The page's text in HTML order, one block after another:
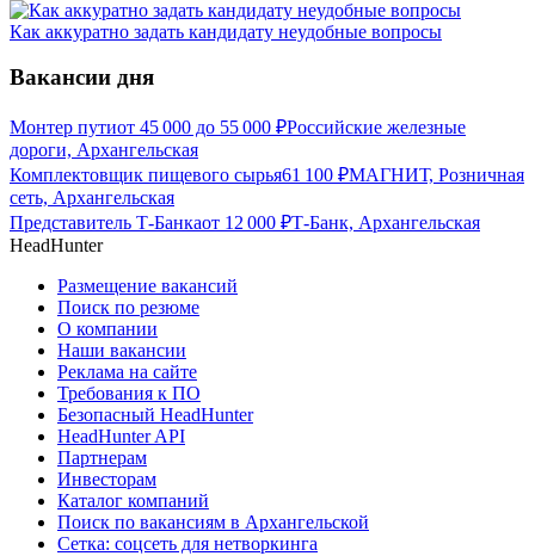
Как аккуратно задать кандидату неудобные вопросы
Вакансии дня
Монтер путиот 45 000 до 55 000 ₽Российские железные
дороги, Архангельская
Комплектовщик пищевого сырья61 100 ₽МАГНИТ, Розничная
сеть, Архангельская
Представитель Т-Банкаот 12 000 ₽Т-Банк, Архангельская
HeadHunter
Размещение вакансий
Поиск по резюме
О компании
Наши вакансии
Реклама на сайте
Требования к ПО
Безопасный HeadHunter
HeadHunter API
Партнерам
Инвесторам
Каталог компаний
Поиск по вакансиям в Архангельской
Сетка: соцсеть для нетворкинга